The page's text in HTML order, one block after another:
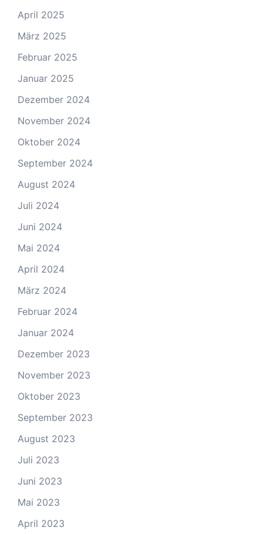
April 2025
März 2025
Februar 2025
Januar 2025
Dezember 2024
November 2024
Oktober 2024
September 2024
August 2024
Juli 2024
Juni 2024
Mai 2024
April 2024
März 2024
Februar 2024
Januar 2024
Dezember 2023
November 2023
Oktober 2023
September 2023
August 2023
Juli 2023
Juni 2023
Mai 2023
April 2023